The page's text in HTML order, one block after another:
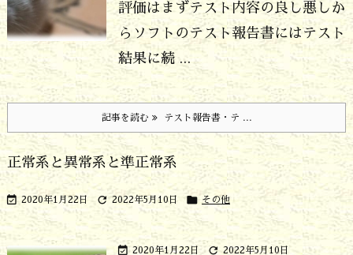
評価はまずテスト内容の良し悪しか
ら ソフトのテスト報告書にはテスト
結果に続 ...
記事を読む テスト報告書・テ ...
正常系と異常系と準正常系
 2020年1月22日  2022年5月10日  その他
 2020年1月22日  2022年5月10日